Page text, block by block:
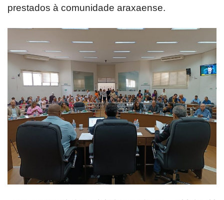
prestados à comunidade araxaense.